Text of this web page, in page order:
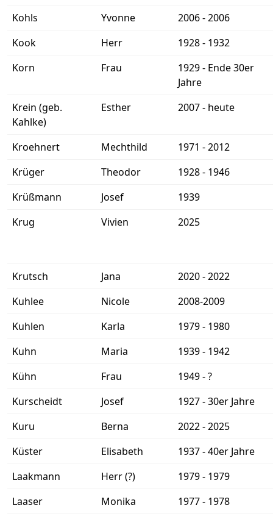
Kohls Yvonne
2006 - 2006
Kook
Herr
1928 - 1932
Korn
Frau
1929 - Ende 30er
Jahre
Krein (geb.
Kahlke)
Esther 2007 - heute
Kroehnert Mechthild
1971 - 2012
Krüger
Theodor
1928 - 1946
Krüßmann
Josef
1939
Krug
Vivien 2025
Krutsch Jana
2020 - 2022
Kuhlee
Nicole
2008-2009
Kuhlen
Karla
1979 - 1980
Kuhn
Maria
1939 - 1942
Kühn
Frau
1949 - ?
Kurscheidt
Josef
1927 - 30er Jahre
Kuru
Berna
2022 - 2025
Küster
Elisabeth
1937 - 40er Jahre
Laakmann
Herr (?)
1979 - 1979
Laaser
Monika
1977 - 1978